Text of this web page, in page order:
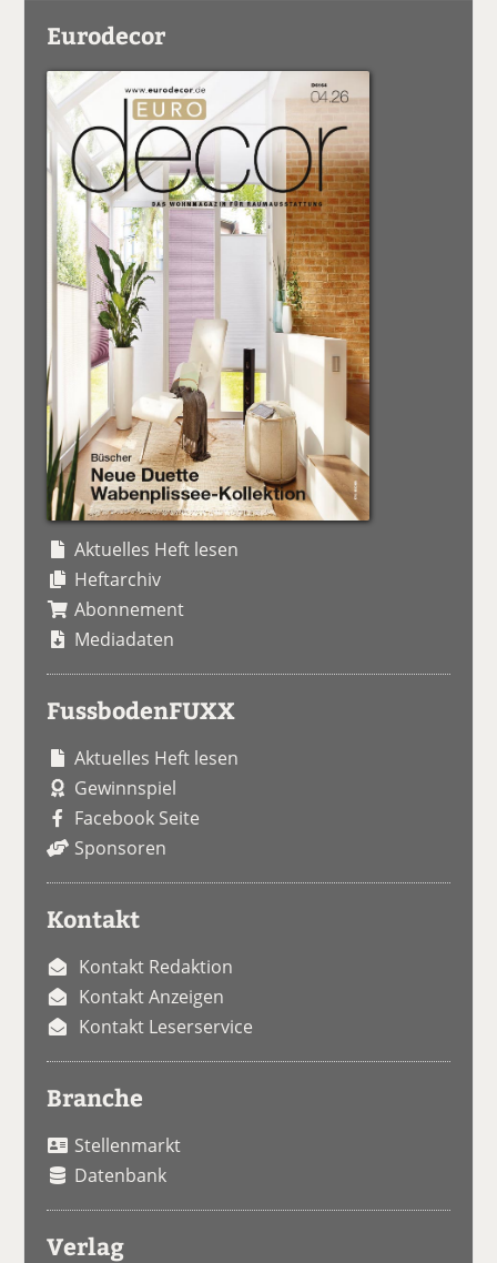
Eurodecor
Aktuelles Heft lesen
Heftarchiv
Abonnement
Mediadaten
FussbodenFUXX
Aktuelles Heft lesen
Gewinnspiel
Facebook Seite
Sponsoren
Kontakt
Kontakt Redaktion
Kontakt Anzeigen
Kontakt Leserservice
Branche
Stellenmarkt
Datenbank
Verlag